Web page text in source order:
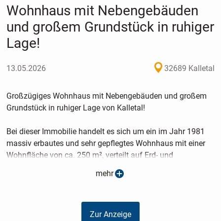
Wohnhaus mit Nebengebäuden
und großem Grundstück in ruhiger
Lage!
13.05.2026 32689 Kalletal
Großzügiges Wohnhaus mit Nebengebäuden und großem
Grundstück in ruhiger Lage von Kalletal!
Bei dieser Immobilie handelt es sich um ein im Jahr 1981
massiv erbautes und sehr gepflegtes Wohnhaus mit einer
Wohnfläche von ca. 250 m², verteilt auf Erd- und
Dachgeschoss. Das Haus überzeugt durch einen
großzügigen Grundriss, helle Räume und eine ruhige Lage
Das Wohnhaus verfügt über insgesamt sieben Zimmer
mehr
Zur Anzeige